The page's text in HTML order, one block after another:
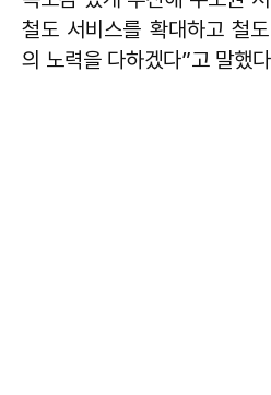
철도 서비스를 확대하고 철
의 노력을 다하겠다”고 말했